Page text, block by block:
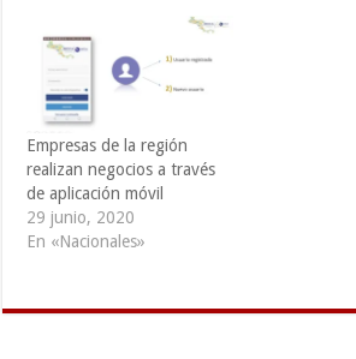
Empresas de la región
realizan negocios a través
de aplicación móvil
29 junio, 2020
En «Nacionales»